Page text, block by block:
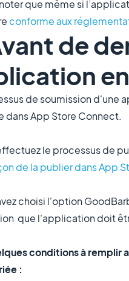
que même si
conforme aux
de
de soumission d'une
dans App Store Connect.
le processus de
de la publier dans App
choisi l'option
que l'application doit
conditions à
: